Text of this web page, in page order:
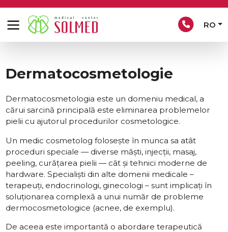
RO
Dermatocosmetologie
Dermatocosmetologia este un domeniu medical, a
cărui sarcină principală este eliminarea problemelor
pielii cu ajutorul procedurilor cosmetologice.
Un medic cosmetolog folosește în munca sa atât
proceduri speciale — diverse măști, injecții, masaj,
peeling, curățarea pielii — cât și tehnici moderne de
hardware. Specialiști din alte domenii medicale –
terapeuți, endocrinologi, ginecologi – sunt implicați în
soluționarea complexă a unui număr de probleme
dermocosmetologice (acnee, de exemplu).
De aceea este importantă o abordare terapeutică